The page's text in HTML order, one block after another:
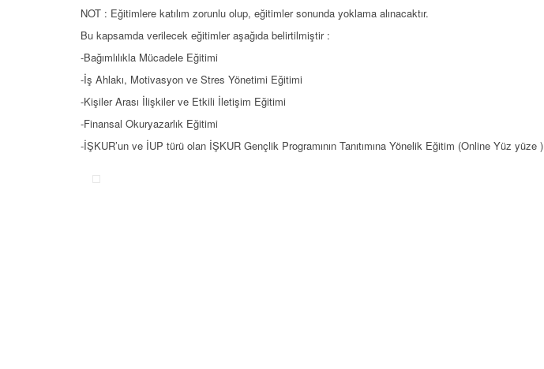
NOT : Eğitimlere katılım zorunlu olup, eğitimler sonunda yoklama alınacaktır.
Bu kapsamda verilecek eğitimler aşağıda belirtilmiştir :
-Bağımlılıkla Mücadele Eğitimi
-İş Ahlakı, Motivasyon ve Stres Yönetimi Eğitimi
-Kişiler Arası İlişkiler ve Etkili İletişim Eğitimi
-Finansal Okuryazarlık Eğitimi
-İŞKUR’un ve İUP türü olan İŞKUR Gençlik Programının Tanıtımına Yönelik Eğitim (Online Yüz yüze )